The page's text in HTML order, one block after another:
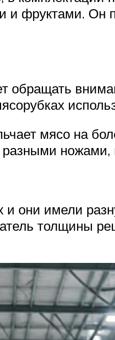
и фруктами. Он
обращать
мясо на
разными
они имели
толщины